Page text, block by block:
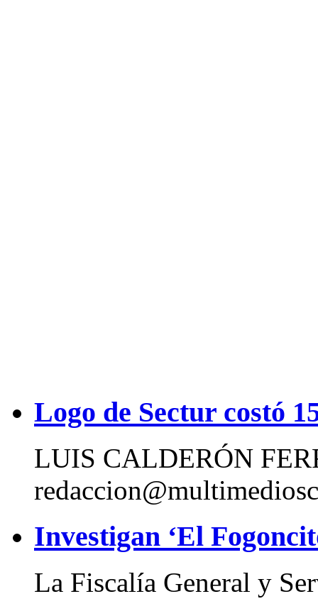
Logo de Sectur costó
LUIS CALDERÓN
Investigan ‘El
La Fiscalía General y